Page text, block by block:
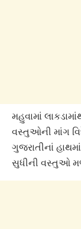
મહુવામાં
વસ્તુઓની માંગ
ગુજરાતીનાં
સુધીની વસ્તુઓ